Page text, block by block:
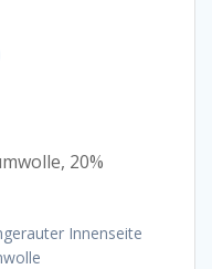
bis
€54,50
20%
Innenseite